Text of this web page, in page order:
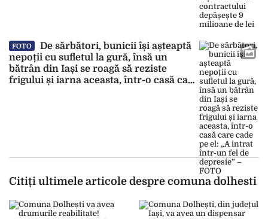
FOTO
De sărbători, bunicii își așteaptă
nepoții cu sufletul la gură, însă un
bătrân din Iași se roagă să reziste
frigului și iarna aceasta, într-o casă care
Citiți ultimele articole despre comuna dolhesti